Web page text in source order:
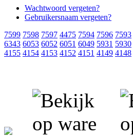
Wachtwoord vergeten?
Gebruikersnaam vergeten?
7599 7598 7597 4475 7594 7596 7593
6343 6053 6052 6051 6049 5931 5930
4155 4154 4153 4152 4151 4149 4148